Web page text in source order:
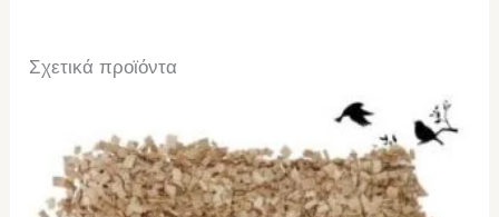
Σχετικά προϊόντα